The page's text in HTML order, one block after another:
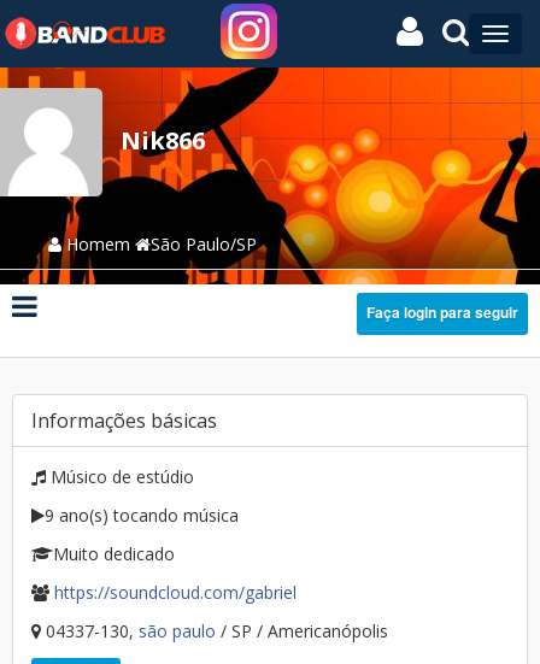
Nik866
Homem São Paulo/SP
Faça login para seguir
Informações básicas
Músico de estúdio
9 ano(s) tocando música
Muito dedicado
https://soundcloud.com/gabriel
04337-130, são paulo / SP / Americanópolis